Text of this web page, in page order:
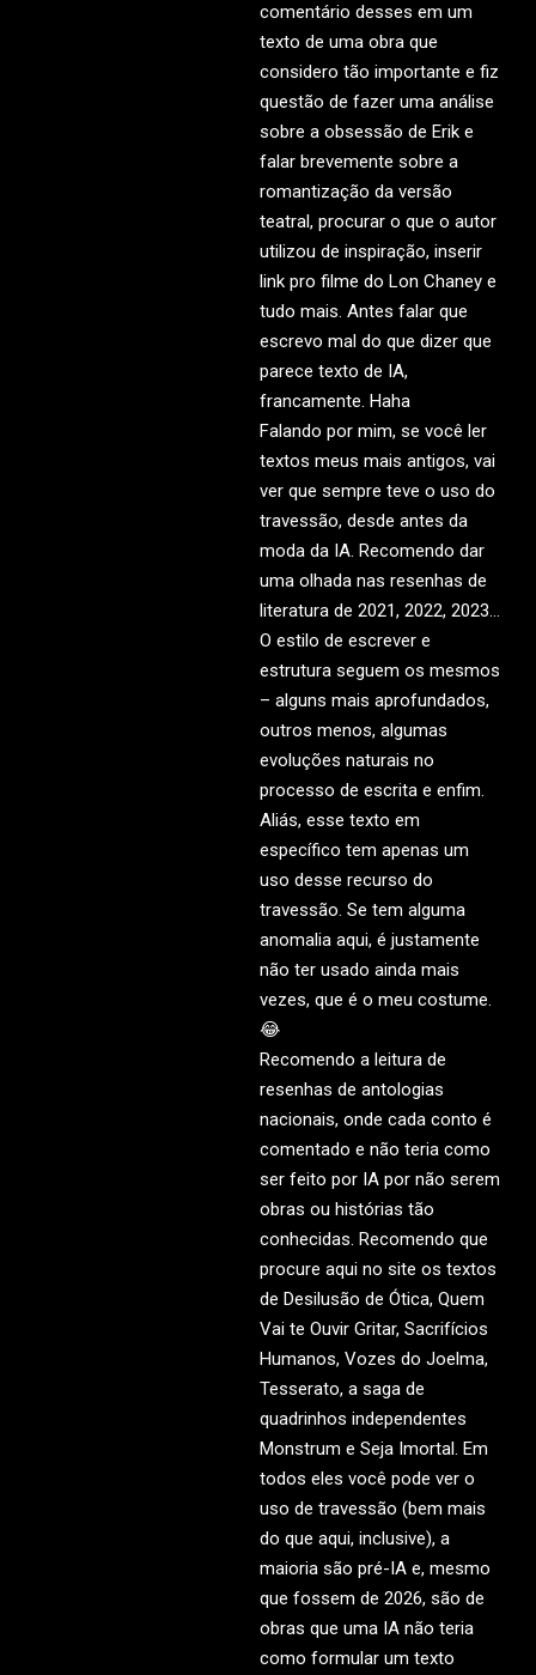
comentário desses em um
texto de uma obra que
considero tão importante e fiz
questão de fazer uma análise
sobre a obsessão de Erik e
falar brevemente sobre a
romantização da versão
teatral, procurar o que o autor
utilizou de inspiração, inserir
link pro filme do Lon Chaney e
tudo mais. Antes falar que
escrevo mal do que dizer que
parece texto de IA,
francamente. Haha
Falando por mim, se você ler
textos meus mais antigos, vai
ver que sempre teve o uso do
travessão, desde antes da
moda da IA. Recomendo dar
uma olhada nas resenhas de
literatura de 2021, 2022, 2023…
O estilo de escrever e
estrutura seguem os mesmos
– alguns mais aprofundados,
outros menos, algumas
evoluções naturais no
processo de escrita e enfim.
Aliás, esse texto em
específico tem apenas um
uso desse recurso do
travessão. Se tem alguma
anomalia aqui, é justamente
não ter usado ainda mais
vezes, que é o meu costume.
😂
Recomendo a leitura de
resenhas de antologias
nacionais, onde cada conto é
comentado e não teria como
ser feito por IA por não serem
obras ou histórias tão
conhecidas. Recomendo que
procure aqui no site os textos
de Desilusão de Ótica, Quem
Vai te Ouvir Gritar, Sacrifícios
Humanos, Vozes do Joelma,
Tesserato, a saga de
quadrinhos independentes
Monstrum e Seja Imortal. Em
todos eles você pode ver o
uso de travessão (bem mais
do que aqui, inclusive), a
maioria são pré-IA e, mesmo
que fossem de 2026, são de
obras que uma IA não teria
como formular um texto